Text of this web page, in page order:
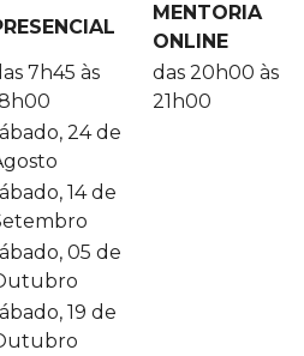
MENTORIA
ONLINE
7h45 às
das 20h00 às
21h00
24 de
14 de
05 de
19 de